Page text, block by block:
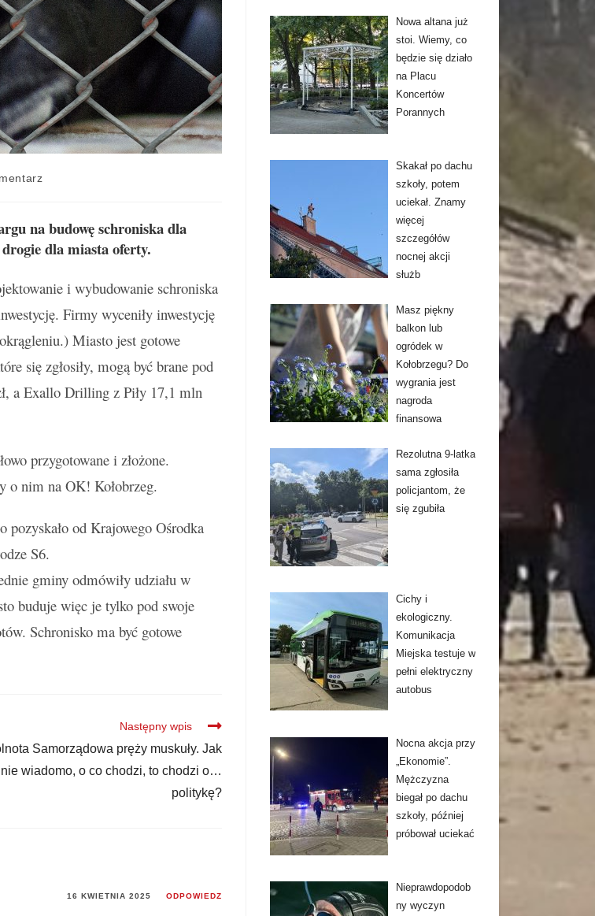
na budowę schroniska dla
dla miasta oferty.
i wybudowanie schroniska
Firmy wyceniły inwestycję
Miasto jest gotowe
się zgłosiły, mogą być brane pod
a Exallo Drilling z Piły 17,1 mln
przygotowane i złożone.
o nim na OK! Kołobrzeg.
pozyskało od Krajowego Ośrodka
S6.
gminy odmówiły udziału w
buduje więc je tylko pod swoje
Schronisko ma być gotowe
Następny wpis
Samorządowa pręży muskuły. Jak
nie wiadomo, o co chodzi, to chodzi o…
politykę?
16 KWIETNIA 2025 ODPOWIEDZ
Nowa altana już
stoi. Wiemy, co
będzie się działo
na Placu
Koncertów
Porannych
Skakał po dachu
szkoły, potem
uciekał. Znamy
więcej
szczegółów
nocnej akcji
służb
Masz piękny
balkon lub
ogródek w
Kołobrzegu? Do
wygrania jest
nagroda
finansowa
Rezolutna 9-latka
sama zgłosiła
policjantom, że
się zgubiła
Cichy i
ekologiczny.
Komunikacja
Miejska testuje w
pełni elektryczny
autobus
Nocna akcja przy
„Ekonomie”.
Mężczyzna
biegał po dachu
szkoły, później
próbował uciekać
Nieprawdopodob
ny wyczyn